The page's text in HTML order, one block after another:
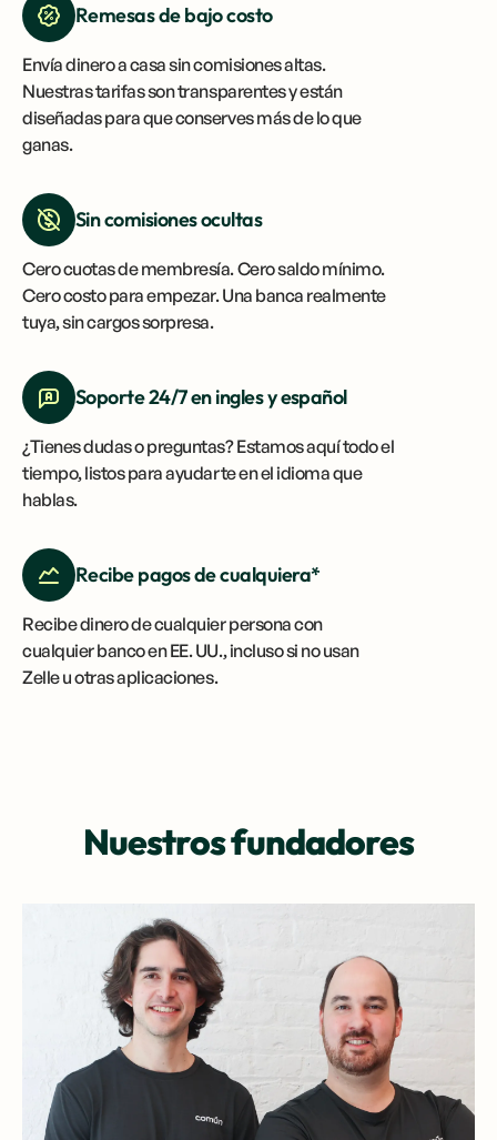
Remesas de bajo costo
Envía dinero a casa sin comisiones altas.
Nuestras tarifas son transparentes y están
diseñadas para que conserves más de lo que
ganas.
Sin comisiones ocultas
Cero cuotas de membresía. Cero saldo mínimo.
Cero costo para empezar. Una banca realmente
tuya, sin cargos sorpresa.
Soporte 24/7 en ingles y español
¿Tienes dudas o preguntas? Estamos aquí todo el
tiempo, listos para ayudarte en el idioma que
hablas.
Recibe pagos de cualquiera*
Recibe dinero de cualquier persona con
cualquier banco en EE. UU., incluso si no usan
Zelle u otras aplicaciones.
Nuestros fundadores